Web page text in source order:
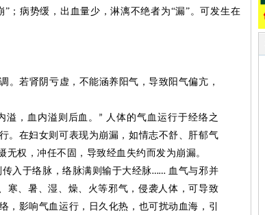
；病势缓，出血量少，淋漓不绝者为“漏”。可发生在
。若肾阴亏虚，不能涵养阳气，导致阳气偏亢 ，
溢，血内溢则后血。 ” 人体的气血运行于经络之
行。在妇女则可表现为崩漏，如情志不舒、肝郁气
权，冲任不固，导致经血失约而发为崩漏。
入于络脉，络脉满则输于大经脉……血气与邪并
寒、暑、湿、燥、火等邪气，侵袭人体，可导致
影响气血运行，日久化热，也可扰动血海，引